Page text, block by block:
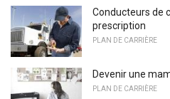
Conducteurs de
prescription
PLAN DE CARRIÈRE
Devenir une
PLAN DE CARRIÈRE